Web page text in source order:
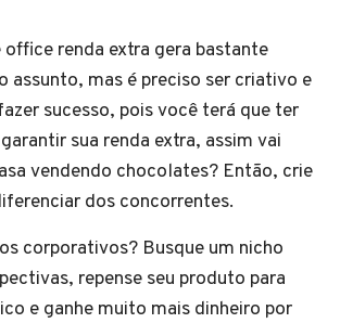
office renda extra gera bastante
assunto, mas é preciso ser criativo e
sucesso, pois você terá que ter
sua renda extra, assim vai
vendendo chocolates? Então, crie
dos concorrentes.
corporativos? Busque um nicho
repense seu produto para
e ganhe muito mais dinheiro por